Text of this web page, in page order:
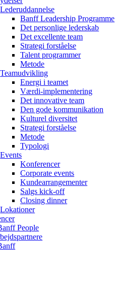
Lederuddannelse
Banff Leadership Programme
Det personlige lederskab
Det excellente team
Strategi forståelse
Talent programmer
Metode
Teamudvikling
Energi i teamet
Værdi-implementering
Det innovative team
Den gode kommunikation
Kulturel diversitet
Strategi forståelse
Metode
Typologi
Events
Konferencer
Corporate events
Kundearrangementer
Salgs kick-off
Closing dinner
Lokationer
People